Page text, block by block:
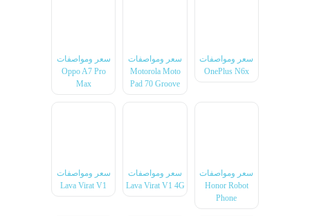
سعر ومواصفات
OnePlus N6x
سعر ومواصفات
Motorola Moto
Pad 70 Groove
سعر ومواصفات
Oppo A7 Pro
Max
سعر ومواصفات
Honor Robot
Phone
سعر ومواصفات
Lava Virat V1 4G
سعر ومواصفات
Lava Virat V1